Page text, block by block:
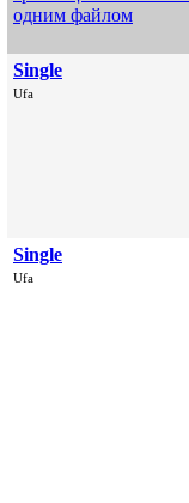
Single
Ufa
Single
Ufa